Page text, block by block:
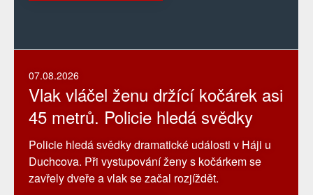
07.08.2026
Vlak vláčel ženu držící kočárek asi
45 metrů. Policie hledá svědky
Policie hledá svědky dramatické události v Háji u
Duchcova. Při vystupování ženy s kočárkem se
zavřely dveře a vlak se začal rozjíždět.